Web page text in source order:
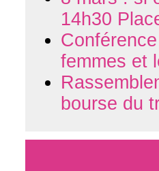
14h30
femmes et
bourse du